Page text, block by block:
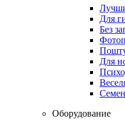
Для
Без
Для
Оборудование